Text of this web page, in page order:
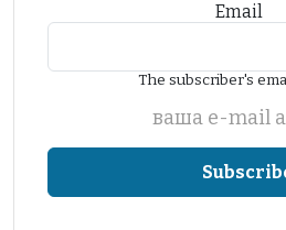
Email
The subscriber's
ваша е-mail